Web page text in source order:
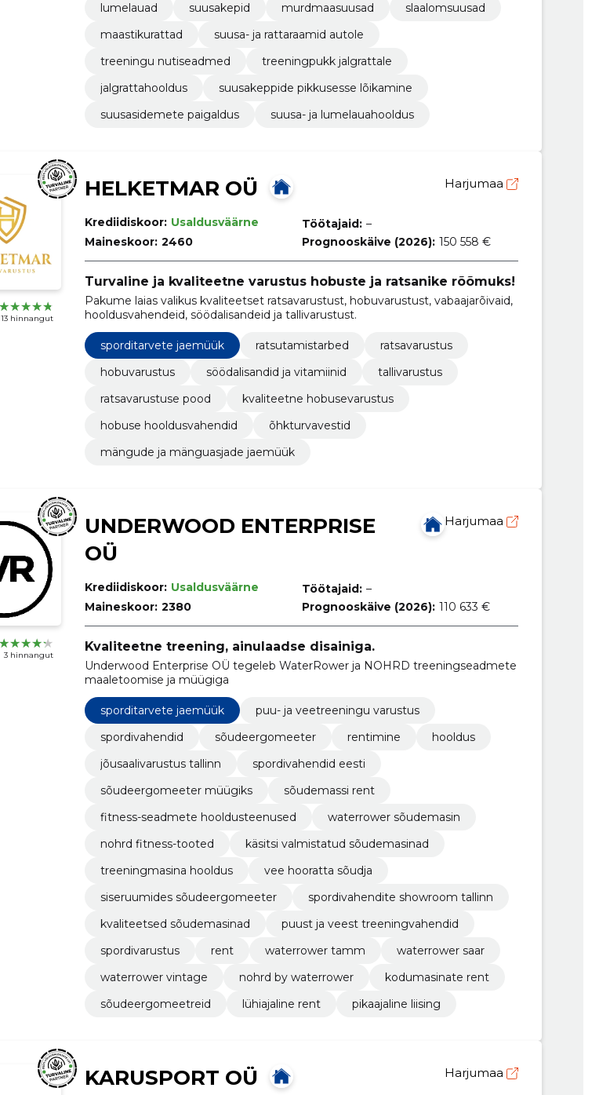
lumelauad
suusakepid murdmaasuusad
slaalomsuusad
maastikurattad
suusa- ja rattaraamid autole
treeningu nutiseadmed
treeningpukk jalgrattale
jalgrattahooldus
suusakeppide pikkusesse lõikamine
suusasidemete paigaldus
suusa- ja lumelauahooldus
13 hinnangut
HELKETMAR OÜ Harjumaa
Krediidiskoor: Usaldusväärne
Maineskoor: 2460
Töötajaid: –
Prognooskäive (2026): 150 558 €
Turvaline ja kvaliteetne varustus hobuste ja ratsanike rõõmuks!
Pakume laias valikus kvaliteetset ratsavarustust, hobuvarustust, vabaajarõivaid,
hooldusvahendeid, söödalisandeid ja tallivarustust.
sporditarvete jaemüük ratsutamistarbed
ratsavarustus
hobuvarustus
söödalisandid ja vitamiinid
tallivarustus
ratsavarustuse pood
kvaliteetne hobusevarustus
hobuse hooldusvahendid
õhkturvavestid
mängude ja mänguasjade jaemüük
3 hinnangut
UNDERWOOD ENTERPRISE
OÜ
Harjumaa
Krediidiskoor: Usaldusväärne
Maineskoor: 2380
Töötajaid: –
Prognooskäive (2026): 110 633 €
Kvaliteetne treening, ainulaadse disainiga.
Underwood Enterprise OÜ tegeleb WaterRower ja NOHRD treeningseadmete
maaletoomise ja müügiga
sporditarvete jaemüük
puu- ja veetreeningu varustus
spordivahendid
sõudeergomeeter rentimine
hooldus
jõusaalivarustus tallinn
spordivahendid eesti
sõudeergomeeter müügiks
sõudemassi rent
fitness-seadmete hooldusteenused
waterrower sõudemasin
nohrd fitness-tooted
käsitsi valmistatud sõudemasinad
treeningmasina hooldus
vee hooratta sõudja
siseruumides sõudeergomeeter
spordivahendite showroom tallinn
kvaliteetsed sõudemasinad
puust ja veest treeningvahendid
spordivarustus
rent waterrower tamm
waterrower saar
waterrower vintage
nohrd by waterrower
kodumasinate rent
sõudeergomeetreid
lühiajaline rent pikaajaline liising
KARUSPORT OÜ Harjumaa